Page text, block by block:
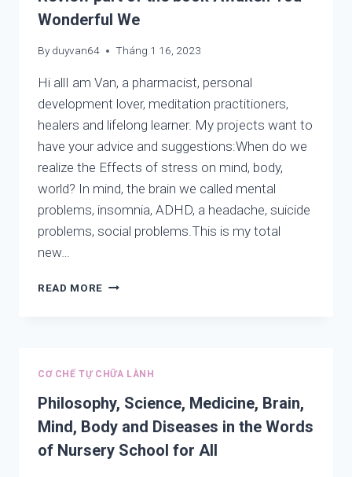
POLITICIANS,
THE
VICTIMS
OF
AUTISM,
DEPRESSION,
AND
SUICIDE
PART
4
Wonderful We
By duyvan64 Tháng 1 16, 2023
Hi allI am Van, a pharmacist, personal
development lover, meditation practitioners,
healers and lifelong learner. My projects want to
have your advice and suggestions:When do we
realize the Effects of stress on mind, body,
world? In mind, the brain we called mental
problems, insomnia, ADHD, a headache, suicide
problems, social problems.This is my total
new…
READ MORE REVIEW
AWAKEN
WONDERFUL
WE
CƠ CHẾ TỰ CHỮA LÀNH
Philosophy, Science, Medicine, Brain,
Mind, Body and Diseases in the Words
of Nursery School for All